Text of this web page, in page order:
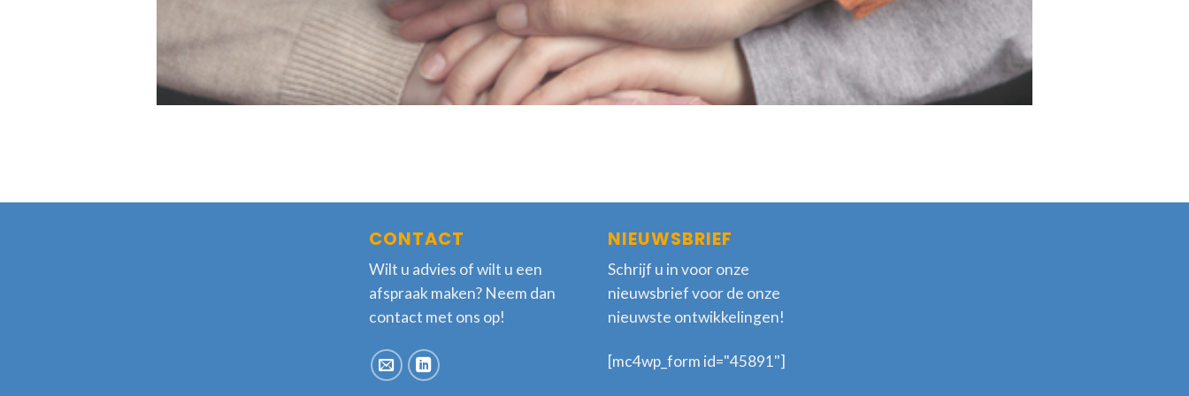
CONTACT
Wilt u advies of wilt u een
afspraak maken? Neem dan
contact met ons op!
NIEUWSBRIEF
Schrijf u in voor onze
nieuwsbrief voor de onze
nieuwste ontwikkelingen!
[mc4wp_form id="45891"]